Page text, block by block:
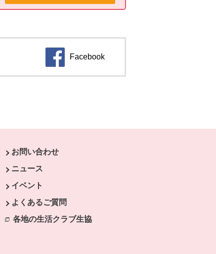
Facebook
。
きます。
お問い合わせ
ニュース
イベント
よくあるご質問
各地の生活クラブ生協